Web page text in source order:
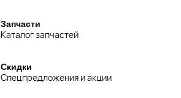
Запчасти
Каталог запчастей
Скидки
Спецпредложения и акции